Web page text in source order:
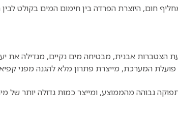
חום, היוצרת הפרדה בין חימום המים בקולט לבין
הצטברות אבנית, מבטיחה מים נקיים, מגדילה את
המערכת, מייצרת פתרון מלא להגנה מפני
גבוהה מהממוצע, ומייצר כמות גדולה יותר של